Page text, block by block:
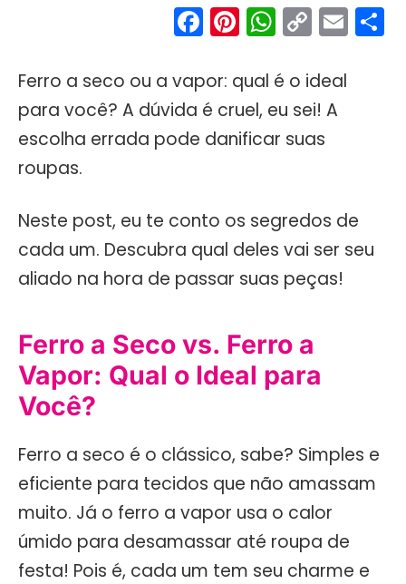
Facebook
Pinterest
Copy
Link
Ferro a seco ou a vapor: qual é o ideal
para você? A dúvida é cruel, eu sei! A
escolha errada pode danificar suas
roupas.
Neste post, eu te conto os segredos de
cada um. Descubra qual deles vai ser seu
aliado na hora de passar suas peças!
Ferro a Seco vs. Ferro a
Vapor: Qual o Ideal para
Você?
Ferro a seco é o clássico, sabe? Simples e
eficiente para tecidos que não amassam
muito. Já o ferro a vapor usa o calor
úmido para desamassar até roupa de
festa! Pois é, cada um tem seu charme e